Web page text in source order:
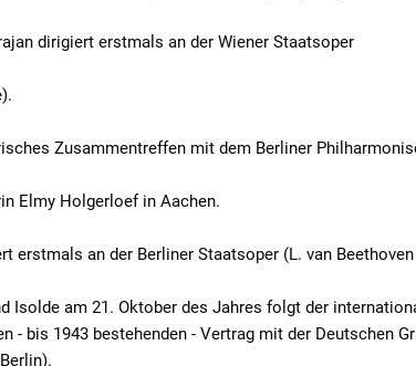
dirigiert erstmals an der Wiener Staatsoper
Zusammentreffen mit dem Berliner
Elmy Holgerloef in Aachen.
erstmals an der Berliner Staatsoper (L. van
Isolde am 21. Oktober des Jahres folgt der
- bis 1943 bestehenden - Vertrag mit der Deutschen